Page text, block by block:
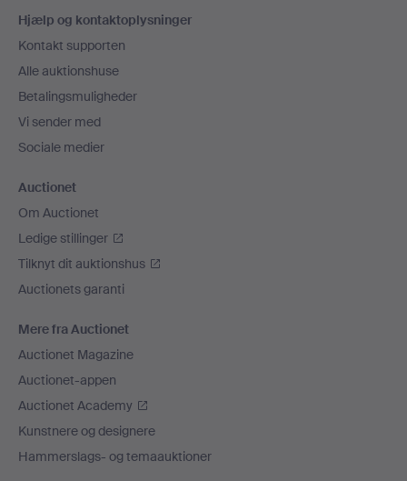
Hjælp og kontaktoplysninger
Kontakt supporten
Alle auktionshuse
Betalingsmuligheder
Vi sender med
Sociale medier
Auctionet
Om Auctionet
Ledige stillinger
Tilknyt dit auktionshus
Auctionets garanti
Mere fra Auctionet
Auctionet Magazine
Auctionet-appen
Auctionet Academy
Kunstnere og designere
Hammerslags- og temaauktioner